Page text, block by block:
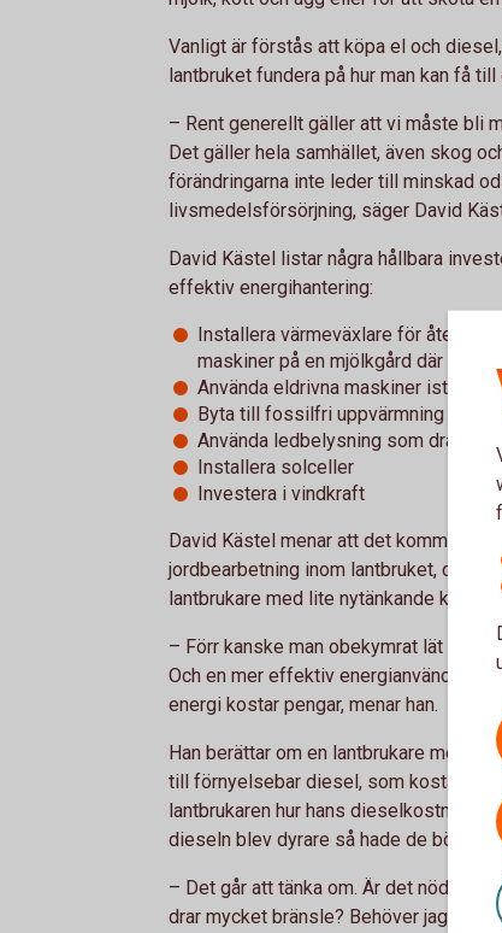
Vanligt är förstås att köpa el och
lantbruket fundera på hur man kan få
– Rent generellt gäller att vi måste bli
Det gäller hela samhället, även skog
förändringarna inte leder till minskad
livsmedelsförsörjning, säger David
David Kästel listar några hållbara
effektiv energihantering:
Installera värmeväxlare för
maskiner på en mjölkgård där man
Använda eldrivna maskiner istället
Byta till fossilfri uppvärmning
Använda ledbelysning som drar
Installera solceller
Investera i vindkraft
David Kästel menar att det kommer att
jordbearbetning inom lantbruket, den
lantbrukare med lite nytänkande kan
– Förr kanske man obekymrat lät en
Och en mer effektiv energianvändning
energi kostar pengar, menar han.
Han berättar om en lantbrukare med
till förnyelsebar diesel, som kostar
lantbrukaren hur hans dieselkostnader
dieseln blev dyrare så hade de börjat
– Det går att tänka om. Är det
drar mycket bränsle? Behöver jag göra